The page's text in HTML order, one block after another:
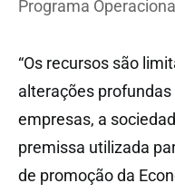
Programa
“Os recursos são
alterações
empresas, a
premissa utilizada
de promoção da